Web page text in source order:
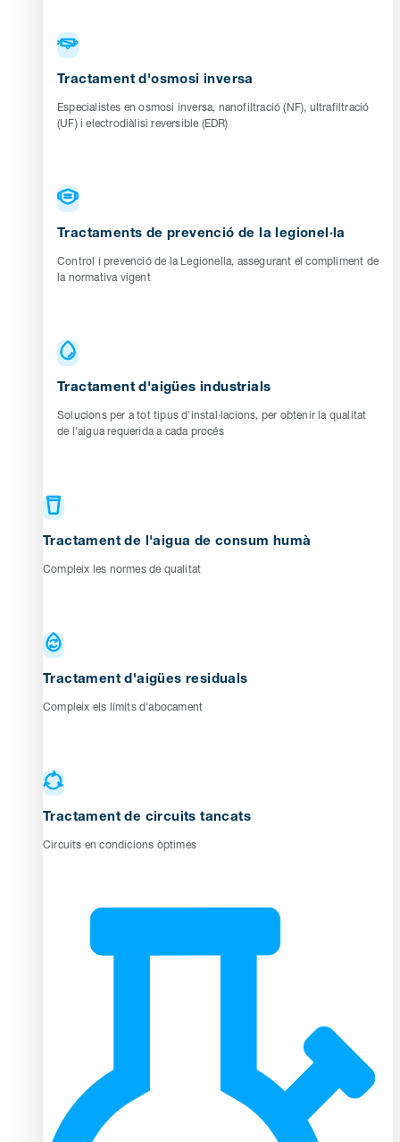
Tractament d'osmosi inversa
Especialistes en osmosi inversa, nanofiltració (NF), ultrafiltració
(UF) i electrodiàlisi reversible (EDR)
Tractaments de prevenció de la legionel·la
Control i prevenció de la Legionella, assegurant el compliment de
la normativa vigent
Tractament d'aigües industrials
Solucions per a tot tipus d'instal·lacions, per obtenir la qualitat
de l'aigua requerida a cada procés
Tractament de l'aigua de consum humà
Compleix les normes de qualitat
Tractament d'aigües residuals
Compleix els límits d'abocament
Tractament de circuits tancats
Circuits en condicions òptimes